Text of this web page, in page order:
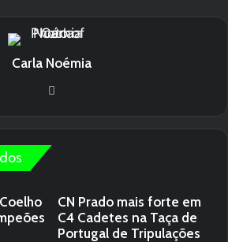
Carla Noémia
CN Prado mais forte em
C4 Cadetes na Taça de
Portugal de Tripulações